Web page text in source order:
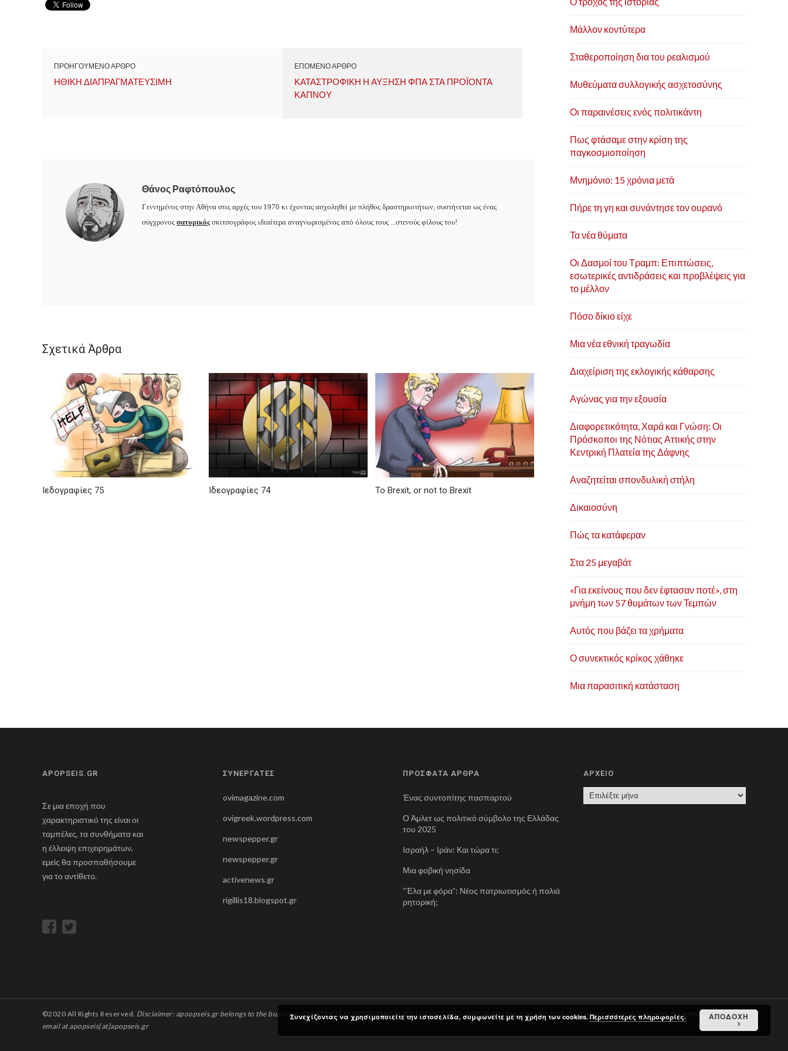
ΠΡΟΗΓΟΥΜΕΝΟ ΑΡΘΡΟ
ΗΘΙΚΗ ΔΙΑΠΡΑΓΜΑΤΕΥΣΙΜΗ
ΕΠΟΜΕΝΟ ΑΡΘΡΟ
ΚΑΤΑΣΤΡΟΦΙΚΗ Η ΑΥΞΗΣΗ ΦΠΑ ΣΤΑ ΠΡΟΪΟΝΤΑ
ΚΑΠΝΟΥ
Θάνος Ραφτόπουλος
Γεννημένος στην Αθήνα στις αρχές του 1970 κι έχοντας ασχοληθεί με πλήθος δραστηριοτήτων, συστήνεται ως ένας
σύγχρονος σατυρικός σκιτσογράφος ιδιαίτερα αναγνωρισμένος από όλους τους ...στενούς φίλους του!
Σχετικά Άρθρα
Ιεδογραφίες 75 Ιδεογραφίες 74 To Brexit, or not to Brexit
Μάλλον κοντύτερα
Σταθεροποίηση δια του ρεαλισμού
Μυθεύματα συλλογικής ασχετοσύνης
Οι παραινέσεις ενός πολιτικάντη
Πως φτάσαμε στην κρίση της
παγκοσμιοποίηση
Μνημόνιο: 15 χρόνια μετά
Πήρε τη γη και συνάντησε τον ουρανό
Τα νέα θύματα
Οι Δασμοί του Τραμπ: Επιπτώσεις,
εσωτερικές αντιδράσεις και προβλέψεις για
το μέλλον
Πόσο δίκιο είχε
Μια νέα εθνική τραγωδία
Διαχείριση της εκλογικής κάθαρσης
Αγώνας για την εξουσία
Διαφορετικότητα, Χαρά και Γνώση: Οι
Πρόσκοποι της Νότιας Αττικής στην
Κεντρική Πλατεία της Δάφνης
Αναζητείται σπονδυλική στήλη
Δικαιοσύνη
Πώς τα κατάφεραν
Στα 25 μεγαβάτ
«Για εκείνους που δεν έφτασαν ποτέ», στη
μνήμη των 57 θυμάτων των Τεμπών
Αυτός που βάζει τα χρήματα
Ο συνεκτικός κρίκος χάθηκε
Μια παρασιτική κατάσταση
APOPSEIS.GR
Σε μια εποχή που
χαρακτηριστικό της είναι οι
ταμπέλες, τα συνθήματα και
η έλλειψη επιχειρημάτων,
εμείς θα προσπαθήσουμε
για το αντίθετο.
ΣΥΝΕΡΓΑΤΕΣ
ovimagazine.com
ovigreek.wordpress.com
newspepper.gr
newspepper.gr
activenews.gr
rigillis18.blogspot.gr
ΠΡΟΣΦΑΤΑ ΑΡΘΡΑ
Ένας συντοπίτης πασπαρτού
Ο Άμλετ ως πολιτικό σύμβολο της Ελλάδας
του 2025
Ισραήλ – Ιράν: Και τώρα τι;
Μια φοβική νησίδα
“Έλα με φόρα”: Νέος πατριωτισμός ή παλιά
ρητορική;
ΑΡΧΕΙΟ
©2020 All Rights Reserved. Disclaimer: apoopseis.gr belongs to the business «DIMITRIOS KONTOGIANNIS TOU GEORGIOU», with distinctive title «APOPSEIS». You can communicate with the administration via
email at apopseis[at]apopseis.gr
Συνεχίζοντας να χρησιμοποιείτε την ιστοσελίδα, συμφωνείτε με τη χρήση των cookies. Περισσότερες πληροφορίες. ΑΠΟΔΟΧΗ